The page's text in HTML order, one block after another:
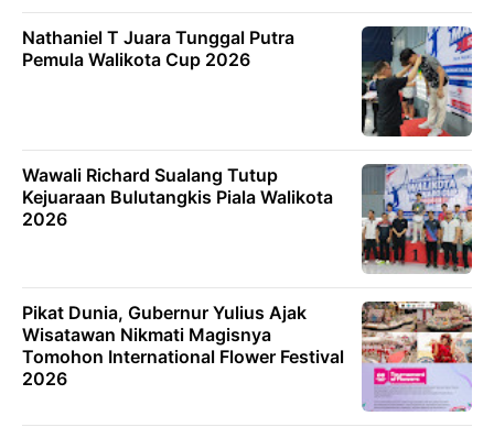
Nathaniel T Juara Tunggal Putra
Pemula Walikota Cup 2026
Wawali Richard Sualang Tutup
Kejuaraan Bulutangkis Piala Walikota
2026
Pikat Dunia, Gubernur Yulius Ajak
Wisatawan Nikmati Magisnya
Tomohon International Flower Festival
2026